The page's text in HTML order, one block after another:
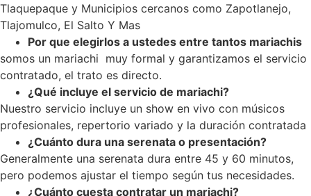
Tlaquepaque y Municipios cercanos como Zapotlanejo,
Tlajomulco, El Salto Y Mas
Por que elegirlos a ustedes entre tantos mariachis
somos un mariachi muy formal y garantizamos el servicio
contratado, el trato es directo.
¿Qué incluye el servicio de mariachi?
Nuestro servicio incluye un show en vivo con músicos
profesionales, repertorio variado y la duración contratada
¿Cuánto dura una serenata o presentación?
Generalmente una serenata dura entre 45 y 60 minutos,
pero podemos ajustar el tiempo según tus necesidades.
¿Cuánto cuesta contratar un mariachi?